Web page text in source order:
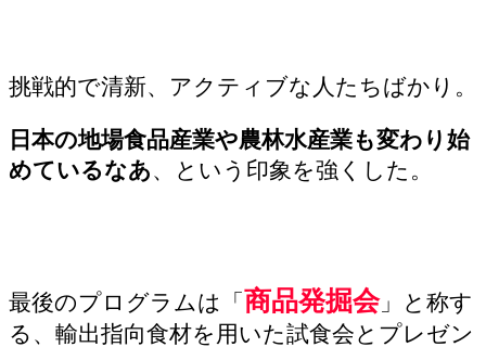
挑戦的で清新、アクティブな人たちばかり。
日本の地場食品産業や農林水産業も変わり始
めているなあ、という印象を強くした。
最後のプログラムは「 商品発掘会」と称す
る、輸出指向食材を用いた試食会とプレゼン